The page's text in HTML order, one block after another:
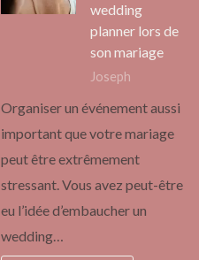
wedding
planner lors de
son mariage
Joseph
Organiser un événement aussi
important que votre mariage
peut être extrêmement
stressant. Vous avez peut-être
eu l’idée d’embaucher un
wedding…